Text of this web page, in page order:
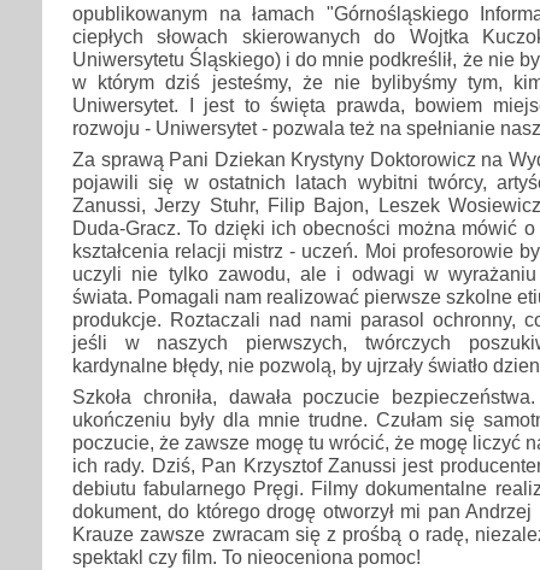
opublikowanym na łamach "Górnośląskiego
ciepłych słowach skierowanych do Wojtka
Uniwersytetu Śląskiego) i do mnie podkreślił, że nie
w którym dziś jesteśmy, że nie bylibyśmy tym,
Uniwersytet. I jest to święta prawda, bowiem
rozwoju - Uniwersytet - pozwala też na spełnianie
Za sprawą Pani Dziekan Krystyny Doktorowicz na
pojawili się w ostatnich latach wybitni twórcy,
Zanussi, Jerzy Stuhr, Filip Bajon, Leszek
Duda-Gracz. To dzięki ich obecności można mówić
kształcenia relacji mistrz - uczeń. Moi profesorowie
uczyli nie tylko zawodu, ale i odwagi w
świata. Pomagali nam realizować pierwsze szkolne
produkcje. Roztaczali nad nami parasol ochronny,
jeśli w naszych pierwszych, twórczych
kardynalne błędy, nie pozwolą, by ujrzały światło
Szkoła chroniła, dawała poczucie
ukończeniu były dla mnie trudne. Czułam się
poczucie, że zawsze mogę tu wrócić, że mogę liczyć
ich rady. Dziś, Pan Krzysztof Zanussi jest
debiutu fabularnego Pręgi. Filmy dokumentalne
dokument, do którego drogę otworzył mi pan
Krauze zawsze zwracam się z prośbą o radę,
spektakl czy film. To nieoceniona pomoc!